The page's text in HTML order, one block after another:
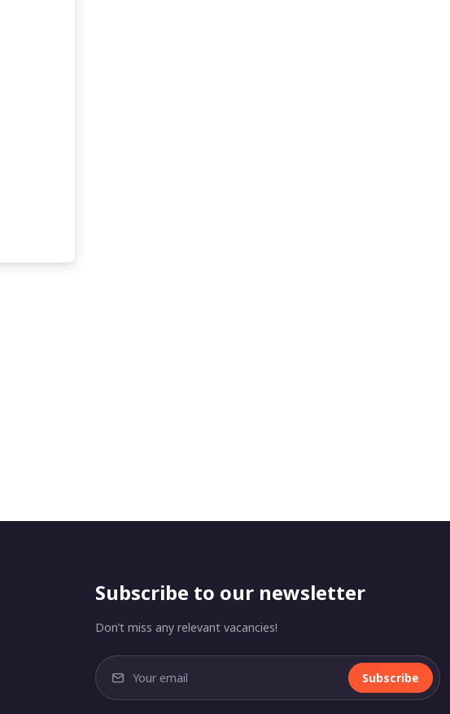
Subscribe to our newsletter
Don’t miss any relevant vacancies!
Subscribe